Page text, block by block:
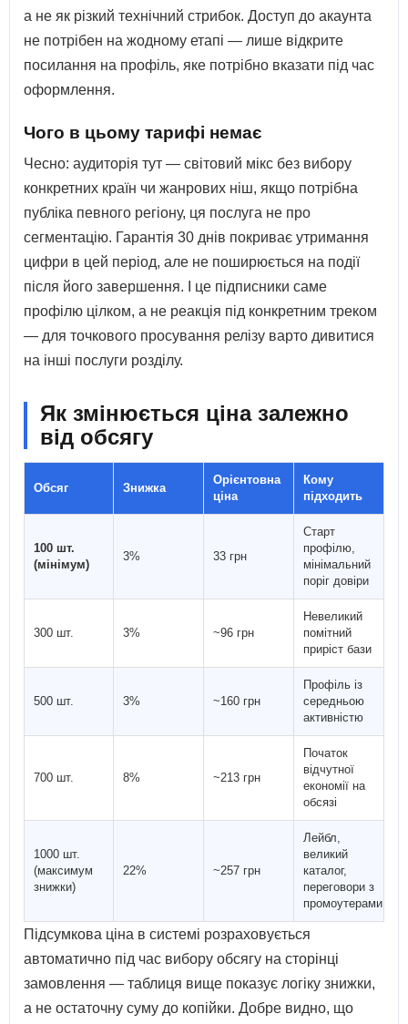
а не як різкий технічний стрибок. Доступ до акаунта
не потрібен на жодному етапі — лише відкрите
посилання на профіль, яке потрібно вказати під час
оформлення.
Чого в цьому тарифі немає
Чесно: аудиторія тут — світовий мікс без вибору
конкретних країн чи жанрових ніш, якщо потрібна
публіка певного регіону, ця послуга не про
сегментацію. Гарантія 30 днів покриває утримання
цифри в цей період, але не поширюється на події
після його завершення. І це підписники саме
профілю цілком, а не реакція під конкретним треком
— для точкового просування релізу варто дивитися
на інші послуги розділу.
Як змінюється ціна залежно
від обсягу
Обсяг Знижка
Орієнтовна
ціна
Кому
підходить
100 шт.
(мінімум)
3% 33 грн
Старт
профілю,
мінімальний
поріг довіри
300 шт. 3% ~96 грн
Невеликий
помітний
приріст бази
500 шт. 3% ~160 грн
Профіль із
середньою
активністю
700 шт. 8% ~213 грн
Початок
відчутної
економії на
обсязі
1000 шт.
(максимум
знижки)
22% ~257 грн
Лейбл,
великий
каталог,
переговори з
промоутерами
Підсумкова ціна в системі розраховується
автоматично під час вибору обсягу на сторінці
замовлення — таблиця вище показує логіку знижки,
а не остаточну суму до копійки. Добре видно, що